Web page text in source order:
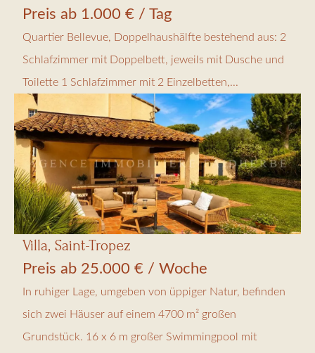
Preis ab 1.000 € / Tag
Quartier Bellevue, Doppelhaushälfte bestehend aus: 2
Schlafzimmer mit Doppelbett, jeweils mit Dusche und
Toilette 1 Schlafzimmer mit 2 Einzelbetten,...
Villa, Saint-Tropez
Preis ab 25.000 € / Woche
In ruhiger Lage, umgeben von üppiger Natur, befinden
sich zwei Häuser auf einem 4700 m² großen
Grundstück. 16 x 6 m großer Swimmingpool mit